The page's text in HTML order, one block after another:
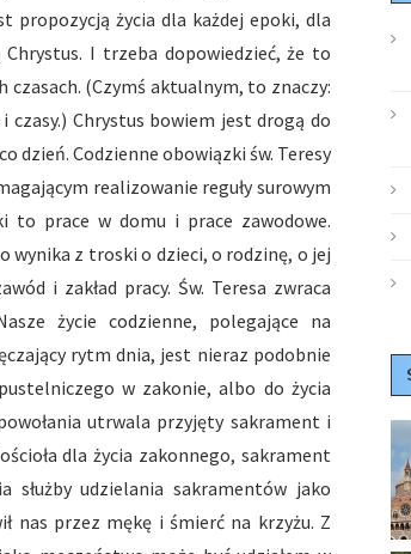
propozycją życia dla każdej epoki, dla
I trzeba dopowiedzieć, że to
czasach. (Czymś aktualnym, to znaczy:
czasy.) Chrystus bowiem jest drogą do
dzień. Codzienne obowiązki św. Teresy
realizowanie reguły surowym
to prace w domu i prace zawodowe.
wynika z troski o dzieci, o rodzinę, o jej
i zakład pracy. Św. Teresa zwraca
życie codzienne, polegające na
rytm dnia, jest nieraz podobnie
w zakonie, albo do życia
utrwala przyjęty sakrament i
dla życia zakonnego, sakrament
służby udzielania sakramentów jako
nas przez mękę i śmierć na krzyżu. Z